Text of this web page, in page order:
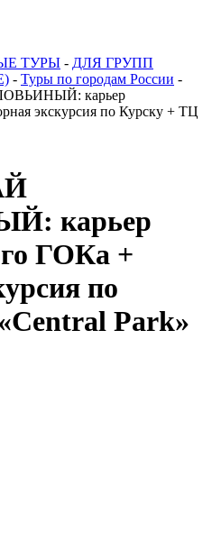
ТУРЫ - ДЛЯ ГРУПП
- Туры по городам России -
карьер
экскурсия по Курску + ТЦ
карьер
ГОКа +
по
Park»